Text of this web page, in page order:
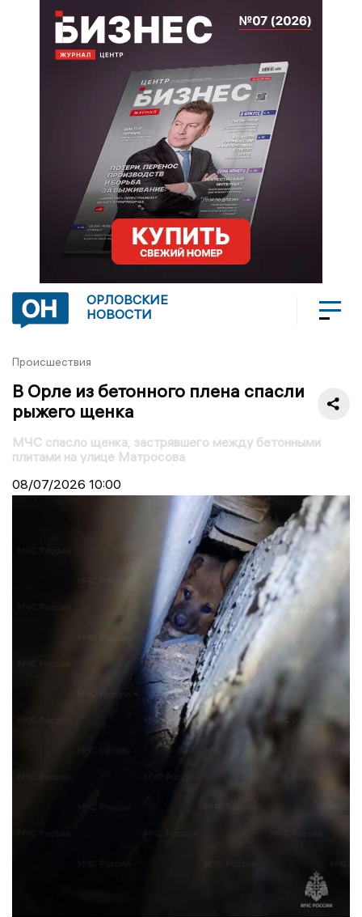
ОРЛОВСКИЕ
НОВОСТИ
Происшествия
В Орле из бетонного плена спасли
рыжего щенка
МЧС спасло щенка, застрявшего между бетонными
плитами на улице Матросова
08/07/2026 10:00